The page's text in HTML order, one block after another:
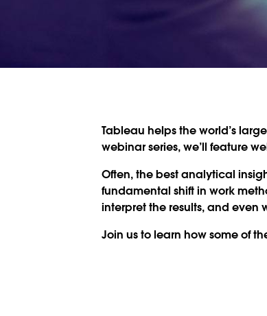
Tableau helps the world’s
webinar series, we’ll feature
Often, the best analytical
fundamental shift in work
interpret the results, and even
Join us to learn how some of